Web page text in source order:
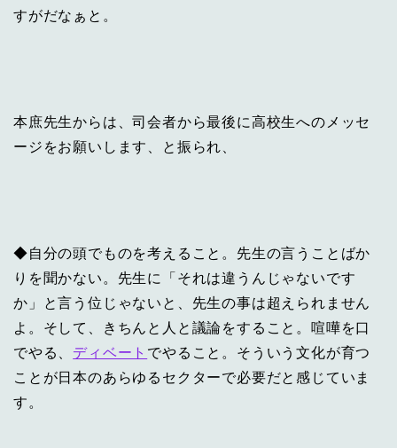
すがだなぁと。
本庶先生からは、司会者から最後に高校生へのメッセ
ージをお願いします、と振られ、
◆自分の頭でものを考えること。先生の言うことばか
りを聞かない。先生に「それは違うんじゃないです
か」と言う位じゃないと、先生の事は超えられません
よ。そして、きちんと人と議論をすること。喧嘩を口
でやる、 ディベート でやること。そういう文化が育つ
ことが日本のあらゆるセクターで必要だと感じていま
す。